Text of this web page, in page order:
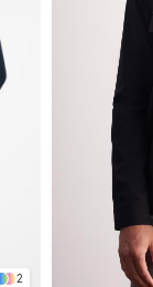
2